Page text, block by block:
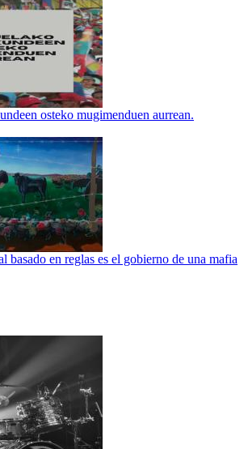
osteko mugimenduen aurrean.
basado en reglas es el gobierno de una mafia